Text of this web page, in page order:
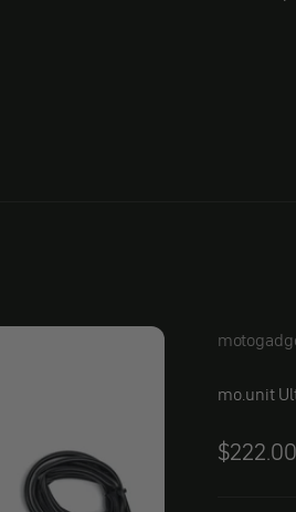
mo.unit
Angebot
$222.00